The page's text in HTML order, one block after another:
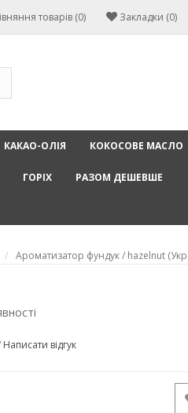
Закладки (0)
товарів (0)
КАКАО-ОЛІЯ КОКОСОВЕ МАСЛО
ГОРІХ РАЗОМ ДЕШЕВШЕ
Ароматизатор фундук / hazelnut
Написати відгук